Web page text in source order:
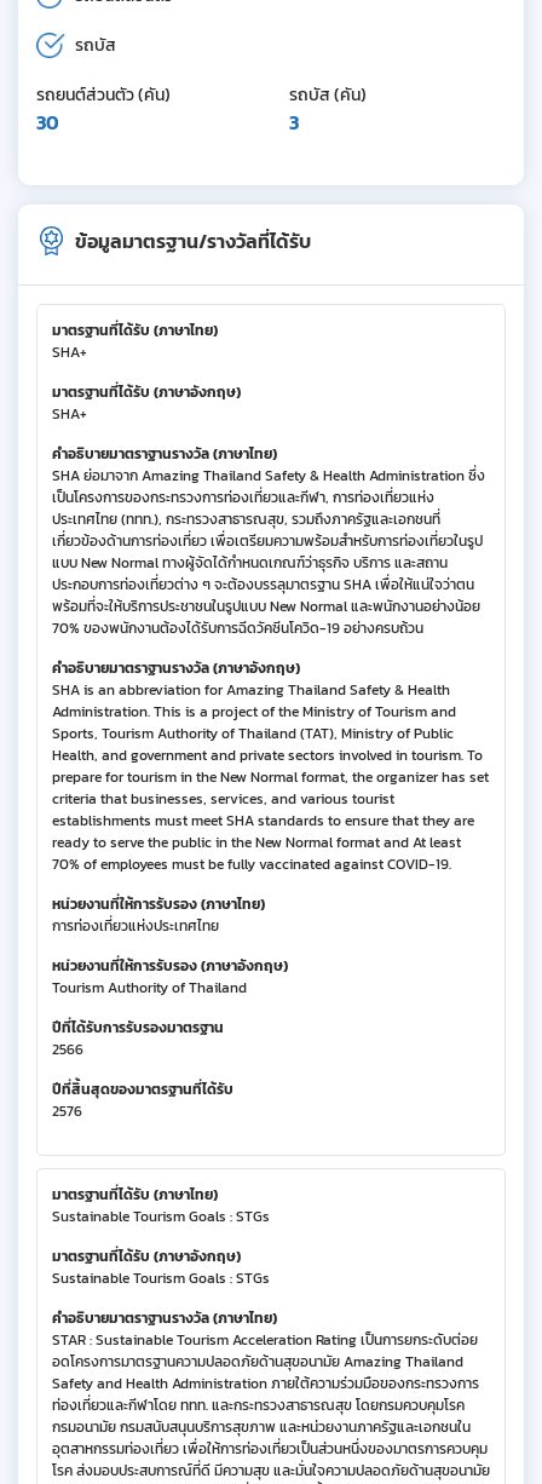
รถบัส
รถยนต์ส่วนตัว (คัน)
30
รถบัส (คัน)
3
ข้อมูลมาตรฐาน/รางวัลที่ได้รับ
มาตรฐานที่ได้รับ (ภาษาไทย)
SHA+
มาตรฐานที่ได้รับ (ภาษาอังกฤษ)
SHA+
คำอธิบายมาตราฐานรางวัล (ภาษาไทย)
SHA ย่อมาจาก Amazing Thailand Safety & Health Administration ซึ่ง
เป็นโครงการของกระทรวงการท่องเที่ยวและกีฬา, การท่องเที่ยวแห่ง
ประเทศไทย (ททท.), กระทรวงสาธารณสุข, รวมถึงภาครัฐและเอกชนที่
เกี่ยวข้องด้านการท่องเที่ยว เพื่อเตรียมความพร้อมสำหรับการท่องเที่ยวในรูป
แบบ New Normal ทางผู้จัดได้กำหนดเกณฑ์ว่าธุรกิจ บริการ และสถาน
ประกอบการท่องเที่ยวต่าง ๆ จะต้องบรรลุมาตรฐาน SHA เพื่อให้แน่ใจว่าตน
พร้อมที่จะให้บริการประชาชนในรูปแบบ New Normal และพนักงานอย่างน้อย
70% ของพนักงานต้องได้รับการฉีดวัคซีนโควิด-19 อย่างครบถ้วน
คำอธิบายมาตราฐานรางวัล (ภาษาอังกฤษ)
SHA is an abbreviation for Amazing Thailand Safety & Health
Administration. This is a project of the Ministry of Tourism and
Sports, Tourism Authority of Thailand (TAT), Ministry of Public
Health, and government and private sectors involved in tourism. To
prepare for tourism in the New Normal format, the organizer has set
criteria that businesses, services, and various tourist
establishments must meet SHA standards to ensure that they are
ready to serve the public in the New Normal format and At least
70% of employees must be fully vaccinated against COVID-19.
หน่วยงานที่ให้การรับรอง (ภาษาไทย)
การท่องเที่ยวแห่งประเทศไทย
หน่วยงานที่ให้การรับรอง (ภาษาอังกฤษ)
Tourism Authority of Thailand
ปีที่ได้รับการรับรองมาตรฐาน
2566
ปีที่สิ้นสุดของมาตรฐานที่ได้รับ
2576
มาตรฐานที่ได้รับ (ภาษาไทย)
Sustainable Tourism Goals : STGs
มาตรฐานที่ได้รับ (ภาษาอังกฤษ)
Sustainable Tourism Goals : STGs
คำอธิบายมาตราฐานรางวัล (ภาษาไทย)
STAR : Sustainable Tourism Acceleration Rating เป็นการยกระดับต่อย
อดโครงการมาตรฐานความปลอดภัยด้านสุขอนามัย Amazing Thailand
Safety and Health Administration ภายใต้ความร่วมมือของกระทรวงการ
ท่องเที่ยวและกีฬาโดย ททท. และกระทรวงสาธารณสุข โดยกรมควบคุมโรค
กรมอนามัย กรมสนับสนุนบริการสุขภาพ และหน่วยงานภาครัฐและเอกชนใน
อุตสาหกรรมท่องเที่ยว เพื่อให้การท่องเที่ยวเป็นส่วนหนึ่งของมาตรการควบคุม
โรค ส่งมอบประสบการณ์ที่ดี มีความสุข และมั่นใจความปลอดภัยด้านสุขอนามัย